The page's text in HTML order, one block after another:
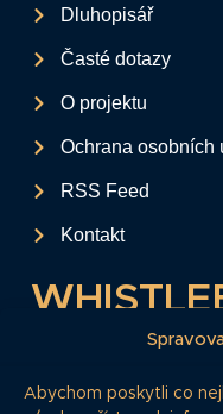
Abychom poskytli co
Dluhopisář
Časté dotazy
O projektu
Ochrana osobních
RSS Feed
Kontakt
Tento formulář
dluhopisům.